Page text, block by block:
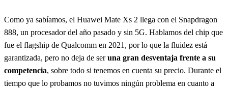
Como ya sabíamos, el Huawei Mate Xs 2 llega con el Snapdragon
888, un procesador del año pasado y sin 5G. Hablamos del chip que
fue el flagship de Qualcomm en 2021, por lo que la fluidez está
garantizada, pero no deja de seruna gran desventaja frente a su
competencia, sobre todo si tenemos en cuenta su precio. Durante el
tiempo que lo probamos no tuvimos ningún problema en cuanto a